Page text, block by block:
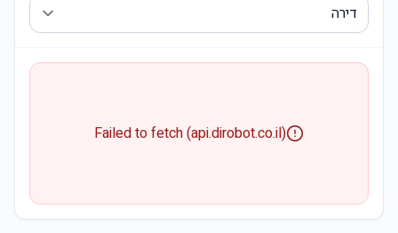
Failed to fetch (api.dirobot.co.il)